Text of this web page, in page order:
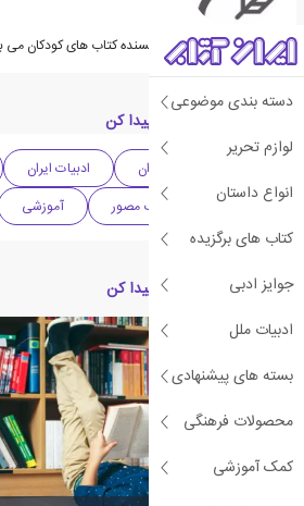
دسته بندی موضوعی
لوازم تحریر
انواع داستان
کتاب های برگزیده
جوایز ادبی
ادبیات ملل
بسته های پیشنهادی
محصولات فرهنگی
کمک آموزشی
سیما دورعلی مترجم و نویسنده کتاب های کودکان می
دسته بندی های کتاب پیدا کن
ادبیات کودک و نوجوان ادبیات ایران
سرگرمی
کتاب مصور آموزشی
مقالات مرتبط با کتاب پیدا کن